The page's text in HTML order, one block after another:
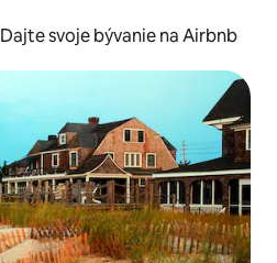
Dajte svoje bývanie na Airbnb